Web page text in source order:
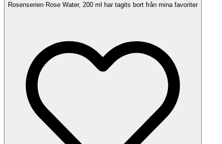
Rosenserien Rose Water, 200 ml har tagits bort från mina favoriter